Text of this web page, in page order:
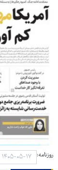
روزنامه: